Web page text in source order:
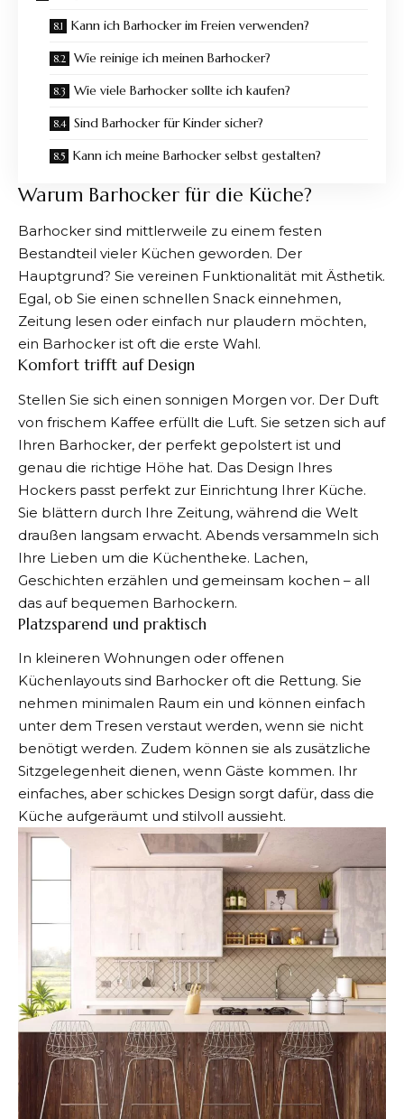
Kann ich Barhocker im Freien verwenden?
Wie reinige ich meinen Barhocker?
Wie viele Barhocker sollte ich kaufen?
Sind Barhocker für Kinder sicher?
Kann ich meine Barhocker selbst gestalten?
Warum Barhocker für die Küche?
Barhocker sind mittlerweile zu einem festen
Bestandteil vieler Küchen geworden. Der
Hauptgrund? Sie vereinen Funktionalität mit Ästhetik.
Egal, ob Sie einen schnellen Snack einnehmen,
Zeitung lesen oder einfach nur plaudern möchten,
ein Barhocker ist oft die erste Wahl.
Komfort trifft auf Design
Stellen Sie sich einen sonnigen Morgen vor. Der Duft
von frischem Kaffee erfüllt die Luft. Sie setzen sich auf
Ihren Barhocker, der perfekt gepolstert ist und
genau die richtige Höhe hat. Das Design Ihres
Hockers passt perfekt zur Einrichtung Ihrer Küche.
Sie blättern durch Ihre Zeitung, während die Welt
draußen langsam erwacht. Abends versammeln sich
Ihre Lieben um die Küchentheke. Lachen,
Geschichten erzählen und gemeinsam kochen – all
das auf bequemen Barhockern.
Platzsparend und praktisch
In kleineren Wohnungen oder offenen
Küchenlayouts sind Barhocker oft die Rettung. Sie
nehmen minimalen Raum ein und können einfach
unter dem Tresen verstaut werden, wenn sie nicht
benötigt werden. Zudem können sie als zusätzliche
Sitzgelegenheit dienen, wenn Gäste kommen. Ihr
einfaches, aber schickes Design sorgt dafür, dass die
Küche aufgeräumt und stilvoll aussieht.